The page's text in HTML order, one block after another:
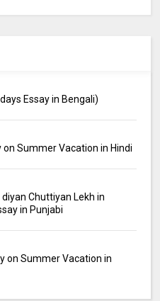
Essay in Bengali)
on Summer Vacation in Hindi
Chuttiyan Lekh in
in Punjabi
on Summer Vacation in